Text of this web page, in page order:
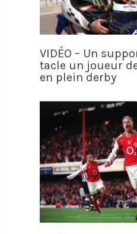
VIDÉO – Un
tacle un joueur
en plein derby